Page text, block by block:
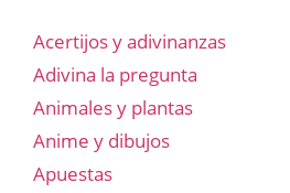
Acertijos y adivinanzas
Adivina la pregunta
Animales y plantas
Anime y dibujos
Apuestas